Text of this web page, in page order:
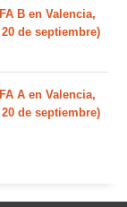
B en Valencia,
de septiembre)
A en Valencia,
de septiembre)